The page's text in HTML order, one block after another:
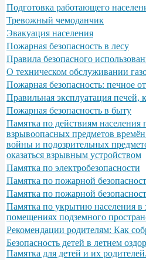
Подготовка работающего
Тревожный чемоданчик
Эвакуация населения
Пожарная безопасность в лесу
Правила безопасного
О техническом обслуживании
Пожарная безопасность: печное
Правильная эксплуатация печей,
Пожарная безопасность в быту
Памятка по действиям
взрывоопасных предметов
войны и подозрительных
оказаться взрывным устройством
Памятка по электробезопасности
Памятка по пожарной
Памятка по пожарной
Памятка по укрытию населения в
помещениях подземного
Рекомендации родителям: Как
Безопасность детей в летнем
Памятка для детей и их родителей.